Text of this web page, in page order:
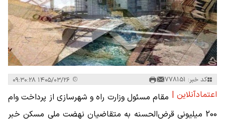
کد خبر: 778151
اعتمادآنلاین | مقام مسئول وزارت راه و شهرسازی از پرداخت وام
200 میلیونی قرض‌الحسنه به متقاضیان نهضت ملی مسکن خبر